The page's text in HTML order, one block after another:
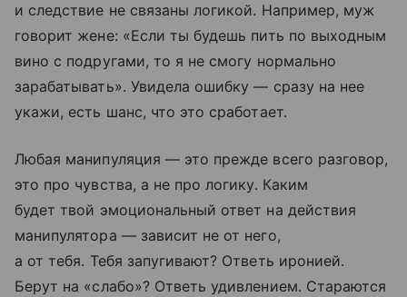
и следствие не связаны логикой. Например, муж
говорит жене: «Если ты будешь пить по выходным
вино с подругами, то я не смогу нормально
зарабатывать». Увидела ошибку — сразу на нее
укажи, есть шанс, что это сработает.
Любая манипуляция — это прежде всего разговор,
это про чувства, а не про логику. Каким
будет твой эмоциональный ответ на действия
манипулятора — зависит не от него,
а от тебя. Тебя запугивают? Ответь иронией.
Берут на «слабо»? Ответь удивлением. Стараются